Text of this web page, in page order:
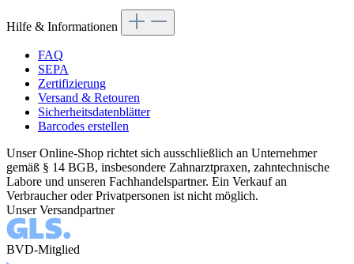
Hilfe & Informationen
FAQ
SEPA
Zertifizierung
Versand & Retouren
Sicherheitsdatenblätter
Barcodes erstellen
Unser Online-Shop richtet sich ausschließlich an Unternehmer
gemäß § 14 BGB, insbesondere Zahnarztpraxen, zahntechnische
Labore und unseren Fachhandelspartner. Ein Verkauf an
Verbraucher oder Privatpersonen ist nicht möglich.
Unser Versandpartner
BVD-Mitglied